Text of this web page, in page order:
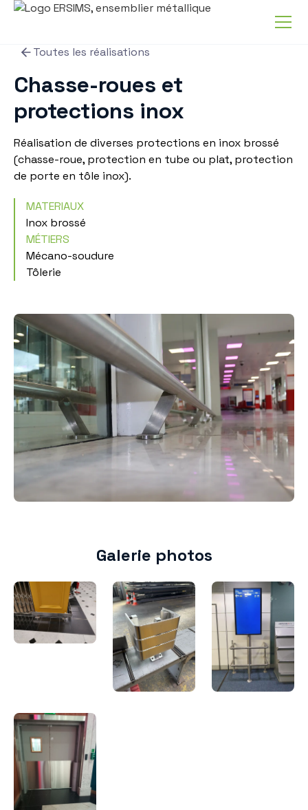
Toutes les réalisations
Chasse-roues et
protections inox
Réalisation de diverses protections en inox brossé
(chasse-roue, protection en tube ou plat, protection
de porte en tôle inox).
MATERIAUX
Inox brossé
MÉTIERS
Mécano-soudure
Tôlerie
Galerie photos